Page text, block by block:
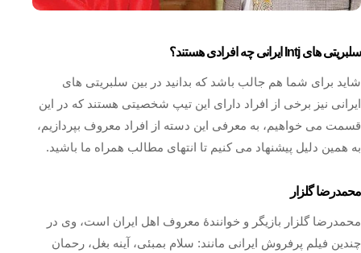
سلبریتی های Intj ایرانی چه افرادی هستند؟
شاید برای شما هم جالب باشد که بدانید در بین سلبریتی‌ های
ایرانی نیز برخی از افراد دارای این تیپ شخصیتی هستند که در این
قسمت می خواهیم، به معرفی این دسته از افراد معروف بپردازیم،
به همین دلیل پیشنهاد می‌ کنیم تا انتهای مطالب همراه ما باشید.
محمدرضا گلزار
محمدرضا گلزار بازیگر و خوانندهٔ معروف اهل ایران است، وی در
چندین فیلم پرفروش ایرانی مانند: سلام بمبئی، آینه بغل، رحمان